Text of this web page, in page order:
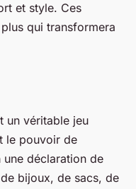
et style. Ces
qui transformera
un véritable jeu
le pouvoir de
déclaration de
de bijoux, de sacs, de